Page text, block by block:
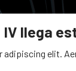
llega
elit.